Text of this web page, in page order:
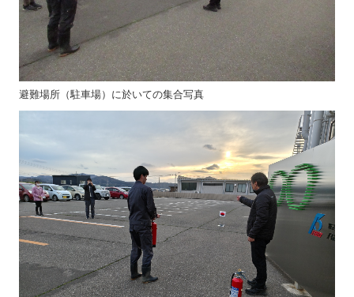
避難場所（駐車場）に於いての集合写真